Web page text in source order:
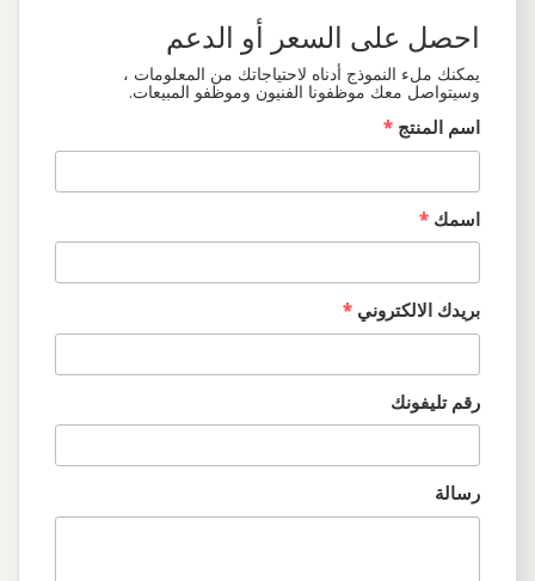
احصل على السعر أو الدعم
يمكنك ملء النموذج أدناه لاحتياجاتك من المعلومات ،
وسيتواصل معك موظفونا الفنيون وموظفو المبيعات.
اسم المنتج *
اسمك *
بريدك الالكتروني *
رقم تليفونك
رسالة